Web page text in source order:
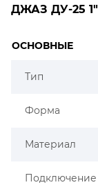
ДЖАЗ ДУ-25
ОСНОВНЫЕ
Тип
Форма
Материал
Подключение